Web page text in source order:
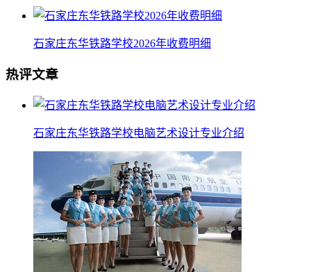
石家庄东华铁路学校2026年收费明细
热评文章
石家庄东华铁路学校电脑艺术设计专业介绍